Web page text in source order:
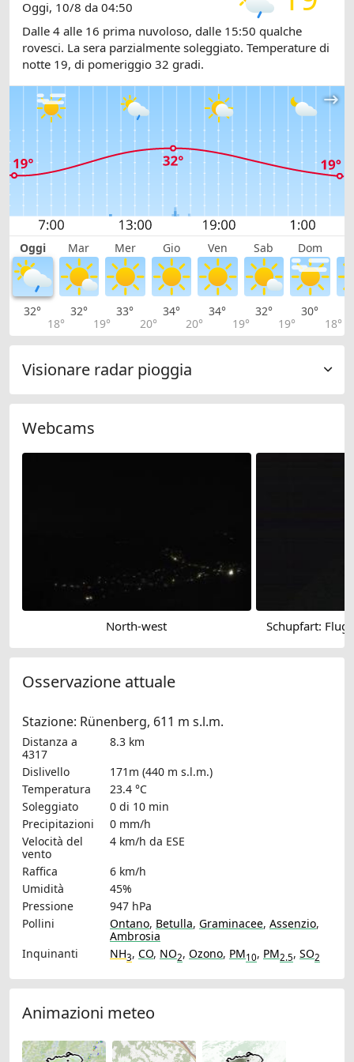
Oggi, 10/8 da 04:50
Dalle 4 alle 16 prima nuvoloso, dalle 15:50 qualche
rovesci. La sera parzialmente soleggiato. Temperature di
notte 19, di pomeriggio 32 gradi.
Oggi Mar Mer Gio Ven Sab Dom
32°
18°
32°
19°
33°
20°
34°
20°
34°
19°
32°
19°
30°
18°
Visionare radar pioggia
Webcams
North-west Schupfart:
Osservazione attuale
Stazione: Rünenberg, 611 m s.l.m.
Distanza a
4317
8.3 km
Dislivello
171m (440 m s.l.m.)
Temperatura
23.4 °C
Soleggiato
0 di 10 min
Precipitazioni
0 mm/h
Velocità del
vento
4 km/h da ESE
Raffica
6 km/h
Umidità
45%
Pressione
947 hPa
Pollini
Ontano, Betulla, Graminacee, Assenzio,
Ambrosia
Inquinanti
NH3, CO, NO2, Ozono, PM10, PM2.5, SO2
Animazioni meteo